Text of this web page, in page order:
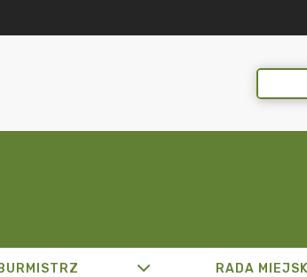
BURMISTRZ RADA